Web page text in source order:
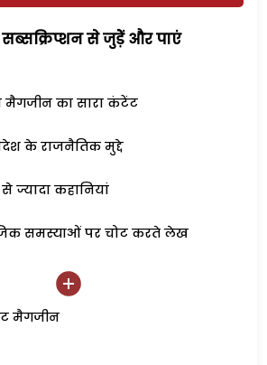
सब्सक्रिप्शन से जुड़ेें और पाएं
मैगजीन का सारा कंटेंट
के राजनैतिक मुद्दे
से ज्यादा कहानियां
समस्याओं पर चोट करते लेख
मैगजीन